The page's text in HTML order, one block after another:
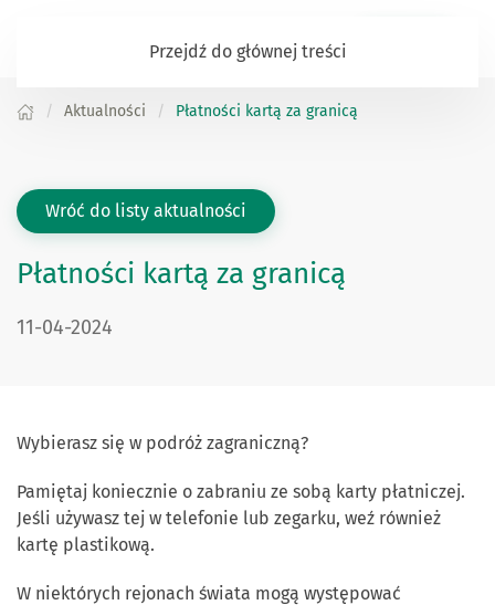
Przejdź do głównej treści
Aktualności Płatności kartą za granicą
Wróć do listy aktualności
Płatności kartą za granicą
DATA PUBLIKACJI:
11-04-2024
Wybierasz się w podróż zagraniczną?
Pamiętaj koniecznie o zabraniu ze sobą karty płatniczej.
Jeśli używasz tej w telefonie lub zegarku, weź również
kartę plastikową.
W niektórych rejonach świata mogą występować